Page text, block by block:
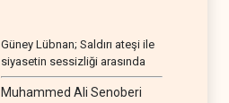
Güney Lübnan; Saldırı ateşi ile
siyasetin sessizliği arasında
Muhammed Ali Senoberi